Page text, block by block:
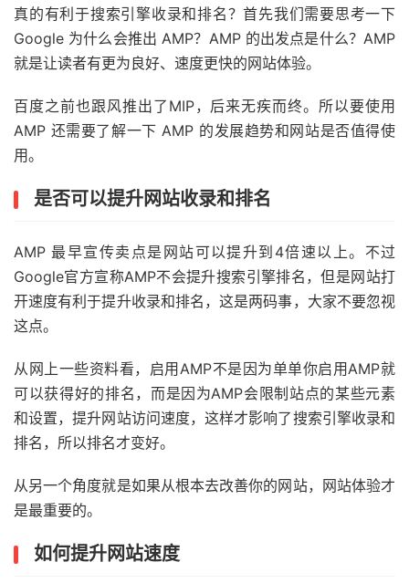
真的有利于搜索引擎收录和排名？首先我们需要思考一下
Google 为什么会推出 AMP？AMP 的出发点是什么？AMP
就是让读者有更为良好、速度更快的网站体验。
百度之前也跟风推出了MIP，后来无疾而终。所以要使用
AMP 还需要了解一下 AMP 的发展趋势和网站是否值得使
用。
是否可以提升网站收录和排名
AMP 最早宣传卖点是网站可以提升到4倍速以上。不过
Google官方宣称AMP不会提升搜索引擎排名，但是网站打
开速度有利于提升收录和排名，这是两码事，大家不要忽视
这点。
从网上一些资料看，启用AMP不是因为单单你启用AMP就
可以获得好的排名，而是因为AMP会限制站点的某些元素
和设置，提升网站访问速度，这样才影响了搜索引擎收录和
排名，所以排名才变好。
从另一个角度就是如果从根本去改善你的网站，网站体验才
是最重要的。
如何提升网站速度